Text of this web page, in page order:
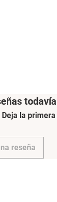
todavía
la
reseña